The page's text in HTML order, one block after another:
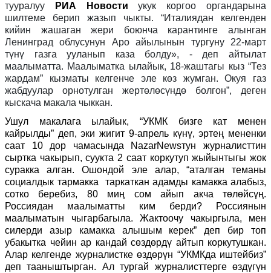
тууралуу
РИА Новости укук коргоо органдарына
шилтеме берип жазып чыкты. “Италиядан келгенден
кийин жашаган жери боюнча карантинге алынган
Ленинград облусунун Аро айылынын тургуну 22-март
түнү газга ууланып каза болду», - деп айтылат
маалыматта. Маалыматка ылайык, 18-жаштагы кыз “Тез
жардам” кызматы келгенче эле көз жумган. Окуя газ
жабдуулар орнотулган жертөлөсүндө болгон”, деген
кыскача макала чыккан.
Ушул макалага ылайык, “УКМК бизге кат менен
кайрылды” деп, эки жигит 9-апрель күнү, эртең мененки
саат 10 дор чамасында NazarNewsтун журналисттин
сыртка чакырып, суукта 2 саат коркутуп жыйынтыгы жок
суракка алган. Ошондой эле алар, “аталган теманы
социалдык тармакка таркаткан адамды камакка алабыз,
сотко беребиз, 80 миң сом айып акча төлөйсүң.
Россиядан маалыматты ким берди? Россиянын
маалыматын чыгарбагыла. Жактоочу чакыргыла, мен
силерди азыр камакка алышым керек” деп бир топ
убакытка чейин ар кандай сөздөрдү айтып коркутушкан.
Алар келгенде журналистке өздөрүн “УКМКда иштейбиз”
деп тааныштырган. Ал тургай журналисттерге өздүгүн